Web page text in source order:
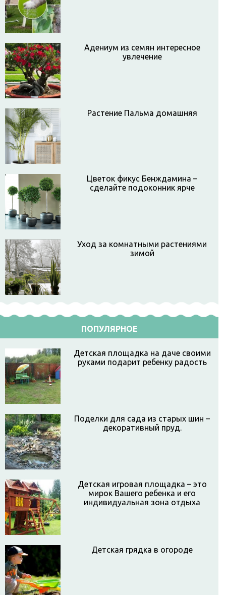
Адениум из семян интересное
увлечение
Растение Пальма домашняя
Цветок фикус Бенждамина –
сделайте подоконник ярче
Уход за комнатными растениями
зимой
ПОПУЛЯРНОЕ
Детская площадка на даче своими
руками подарит ребенку радость
Поделки для сада из старых шин –
декоративный пруд.
Детская игровая площадка – это
мирок Вашего ребенка и его
индивидуальная зона отдыха
Детская грядка в огороде